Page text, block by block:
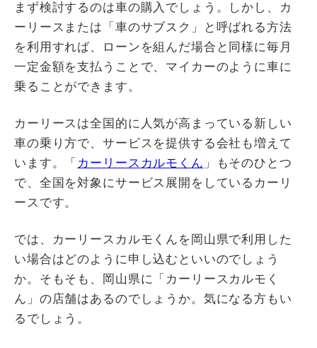
まず検討するのは車の購入でしょう。しかし、カ
ーリースまたは「車のサブスク」と呼ばれる方法
を利用すれば、ローンを組んだ場合と同様に毎月
一定金額を支払うことで、マイカーのように車に
乗ることができます。
カーリースは全国的に人気が高まっている新しい
車の乗り方で、サービスを提供する会社も増えて
います。「 カーリースカルモくん 」もそのひとつ
で、全国を対象にサービス展開をしているカーリ
ースです。
では、カーリースカルモくんを岡山県で利用した
い場合はどのように申し込むといいのでしょう
か。そもそも、岡山県に「カーリースカルモく
ん」の店舗はあるのでしょうか。気になる方もい
るでしょう。